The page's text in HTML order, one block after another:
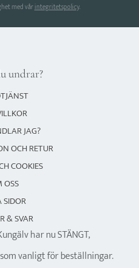
med vårintegritetspolicy.
undrar?
JAG?
OCH RETUR
COOKIES
OSS
& SVAR
har nu STÄNGT,
vanligt för beställningar.